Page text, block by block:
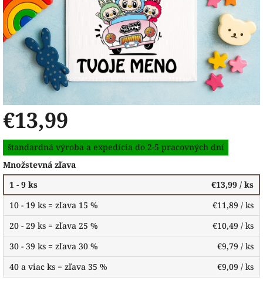
€13,99
Jednotková
cena:
štandardná výroba a expedícia do 2-5 pracovných dní
Množstevná zľava
1 - 9 ks
€13,99 / ks
10 - 19 ks = zľava 15 %
€11,89 / ks
20 - 29 ks = zľava 25 %
€10,49 / ks
30 - 39 ks = zľava 30 %
€9,79 / ks
40 a viac ks = zľava 35 %
€9,09 / ks